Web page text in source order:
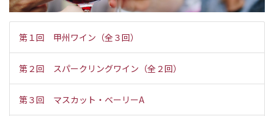
第１回 甲州ワイン（全３回）
第２回 スパークリングワイン（全２回）
第３回 マスカット・ベーリーA